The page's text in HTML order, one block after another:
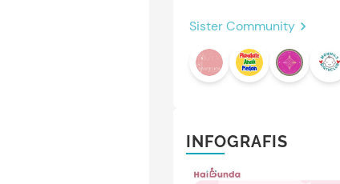
Sister Community
INFOGRAFIS